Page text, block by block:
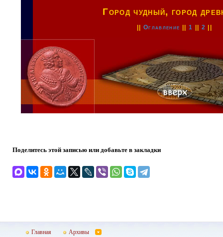
Город чудный, город
||Оглавление 1 2
Поделитесь этой записью или добавьте в закладки
Главная Архивы